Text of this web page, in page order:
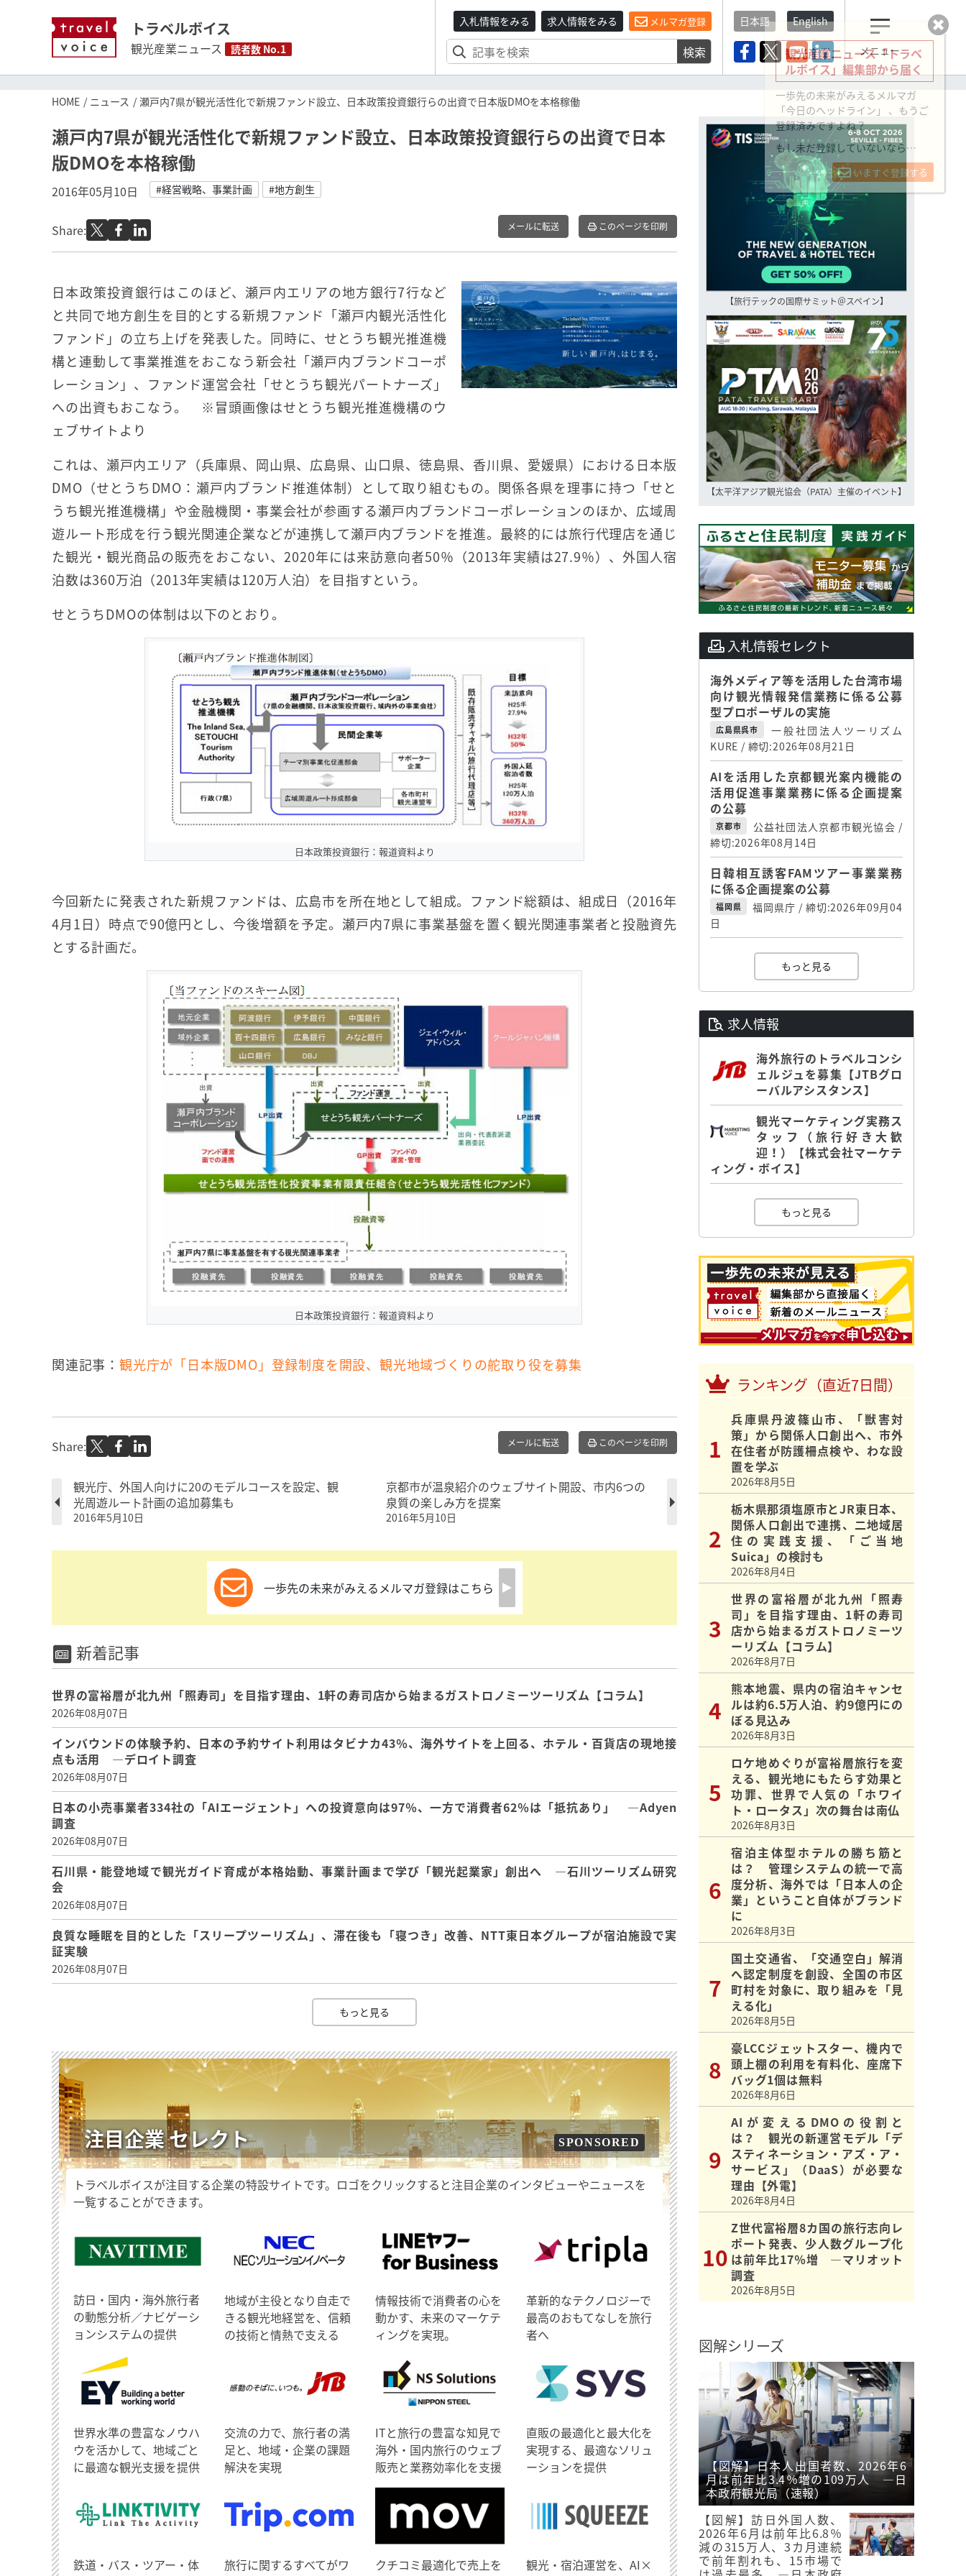
トラベルボイス
観光産業ニュース 読者数 No.1
入札情報をみる 求人情報をみる メルマガ登録
検索
日本語 English
メニュー
HOME ニュース 瀬戸内7県が観光活性化で新規ファンド設立、日本政策投資銀行らの出資で日本版DMOを本格稼働
瀬戸内7県が観光活性化で新規ファンド設立、日本政策投資銀行らの出資で日本
版DMOを本格稼働
2016年05月10日 #経営戦略、事業計画 #地方創生
Share: メールに転送 このページを印刷
日本政策投資銀行はこのほど、瀬戸内エリアの地方銀行7行など
と共同で地方創生を目的とする新規ファンド「瀬戸内観光活性化
ファンド」の立ち上げを発表した。同時に、せとうち観光推進機
構と連動して事業推進をおこなう新会社「瀬戸内ブランドコーポ
レーション」、ファンド運営会社「せとうち観光パートナーズ」
への出資もおこなう。 ※冒頭画像はせとうち観光推進機構のウ
ェブサイトより
これは、瀬戸内エリア（兵庫県、岡山県、広島県、山口県、徳島県、香川県、愛媛県）における日本版
DMO（せとうちDMO：瀬戸内ブランド推進体制）として取り組むもの。関係各県を理事に持つ「せと
うち観光推進機構」や金融機関・事業会社が参画する瀬戸内ブランドコーポレーションのほか、広域周
遊ルート形成を行う観光関連企業などが連携して瀬戸内ブランドを推進。最終的には旅行代理店を通じ
た観光・観光商品の販売をおこない、2020年には来訪意向者50％（2013年実績は27.9％）、外国人宿
泊数は360万泊（2013年実績は120万人泊）を目指すという。
せとうちDMOの体制は以下のとおり。
日本政策投資銀行：報道資料より
今回新たに発表された新規ファンドは、広島市を所在地として組成。ファンド総額は、組成日（2016年
4月1日）時点で90億円とし、今後増額を予定。瀬戸内7県に事業基盤を置く観光関連事業者と投融資先
とする計画だ。
日本政策投資銀行：報道資料より
関連記事： 観光庁が「日本版DMO」登録制度を開設、観光地域づくりの舵取り役を募集
Share: メールに転送 このページを印刷
観光庁、外国人向けに20のモデルコースを設定、観
光周遊ルート計画の追加募集も
2016年5月10日
京都市が温泉紹介のウェブサイト開設、市内6つの
泉質の楽しみ方を提案
2016年5月10日
一歩先の未来がみえるメルマガ登録はこちら
新着記事
世界の富裕層が北九州「照寿司」を目指す理由、1軒の寿司店から始まるガストロノミーツーリズム【コラム】
2026年08月07日
インバウンドの体験予約、日本の予約サイト利用はタビナカ43％、海外サイトを上回る、ホテル・百貨店の現地接
点も活用 ―デロイト調査
2026年08月07日
日本の小売事業者334社の「AIエージェント」への投資意向は97％、一方で消費者62％は「抵抗あり」 ―Adyen
調査
2026年08月07日
石川県・能登地域で観光ガイド育成が本格始動、事業計画まで学び「観光起業家」創出へ ―石川ツーリズム研究
会
2026年08月07日
良質な睡眠を目的とした「スリープツーリズム」、滞在後も「寝つき」改善、NTT東日本グループが宿泊施設で実
証実験
2026年08月07日
もっと見る
注目企業 セレクト SPONSORED
トラベルボイスが注目する企業の特設サイトです。ロゴをクリックすると注目企業のインタビューやニュースを
一覧することができます。
訪日・国内・海外旅行者
の動態分析／ナビゲーシ
ョンシステムの提供
地域が主役となり自走で
きる観光地経営を、信頼
の技術と情熱で支える
情報技術で消費者の心を
動かす、未来のマーケテ
ィングを実現。
革新的なテクノロジーで
最高のおもてなしを旅行
者へ
世界水準の豊富なノウハ
ウを活かして、地域ごと
に最適な観光支援を提供
交流の力で、旅行者の満
足と、地域・企業の課題
解決を実現
ITと旅行の豊富な知見で
海外・国内旅行のウェブ
販売と業務効率化を支援
直販の最適化と最大化を
実現する、最適なソリュ
ーションを提供
鉄道・バス・ツアー・体
旅行に関するすべてがワ
クチコミ最適化で売上を
観光・宿泊運営を、AI×
【旅行テックの国際サミット＠スペイン】
【太平洋アジア観光協会（PATA）主催のイベント】
入札情報セレクト
海外メディア等を活用した台湾市場
向け観光情報発信業務に係る公募
型プロポーザルの実施
広島県呉市
一般社団法人ツーリズム
KURE / 締切:2026年08月21日
AIを活用した京都観光案内機能の
活用促進事業業務に係る企画提案
の公募
京都市
公益社団法人京都市観光協会 /
締切:2026年08月14日
日韓相互誘客FAMツアー事業業務
に係る企画提案の公募
福岡県
福岡県庁 / 締切:2026年09月04
日
もっと見る
求人情報
海外旅行のトラベルコンシ
ェルジュを募集【JTBグロ
ーバルアシスタンス】
観光マーケティング実務ス
タッフ（旅行好き大歓
迎！）【株式会社マーケテ
ィング・ボイス】
もっと見る
ランキング（直近7日間）
兵庫県丹波篠山市、「獣害対
策」から関係人口創出へ、市外
在住者が防護柵点検や、わな設
置を学ぶ
2026年8月5日
栃木県那須塩原市とJR東日本、
関係人口創出で連携、二地域居
住の実践支援、「ご当地
Suica」の検討も
2026年8月4日
世界の富裕層が北九州「照寿
司」を目指す理由、1軒の寿司
店から始まるガストロノミーツ
ーリズム【コラム】
2026年8月7日
熊本地震、県内の宿泊キャンセ
ルは約6.5万人泊、約9億円にの
ぼる見込み
2026年8月3日
ロケ地めぐりが富裕層旅行を変
える、観光地にもたらす効果と
功罪、世界で人気の「ホワイ
ト・ロータス」次の舞台は南仏
2026年8月3日
宿泊主体型ホテルの勝ち筋と
は？ 管理システムの統一で高
度分析、海外では「日本人の企
業」ということ自体がブランド
に
2026年8月3日
国土交通省、「交通空白」解消
へ認定制度を創設、全国の市区
町村を対象に、取り組みを「見
える化」
2026年8月5日
豪LCCジェットスター、機内で
頭上棚の利用を有料化、座席下
バッグ1個は無料
2026年8月6日
AIが変えるDMOの役割と
は？ 観光の新運営モデル「デ
スティネーション・アズ・ア・
サービス」（DaaS）が必要な
理由【外電】
2026年8月4日
Z世代富裕層8カ国の旅行志向レ
ポート発表、少人数グループ化
は前年比17％増 ―マリオット
調査
2026年8月5日
図解シリーズ
【図解】日本人出国者数、2026年6
月は前年比3.4％増の109万人 ―日
本政府観光局（速報）
【図解】訪日外国人数、
2026年6月は前年比6.8％
減の315万人、3カ月連続
で前年割れも、15市場で
観光産業ニュース「トラベ
ルボイス」編集部から届く
一歩先の未来がみえるメルマガ
「今日のヘッドライン」 、もうご
登録済みですよね？
もし未だ登録していないなら…
いますぐ登録する